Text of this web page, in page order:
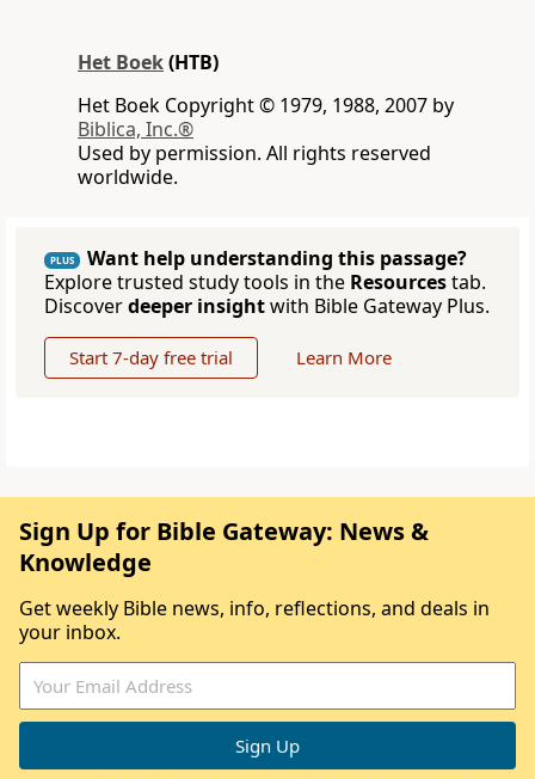
Het Boek(HTB)
Het Boek Copyright © 1979, 1988, 2007 by
Biblica, Inc.®
Used by permission. All rights reserved
worldwide.
PLUS
Want help understanding this passage?
Explore trusted study tools in the Resourcestab.
Discoverdeeper insightwith Bible Gateway Plus.
Start 7-day free trial Learn More
Sign Up for Bible Gateway: News &
Knowledge
Get weekly Bible news, info, reflections, and deals in
your inbox.